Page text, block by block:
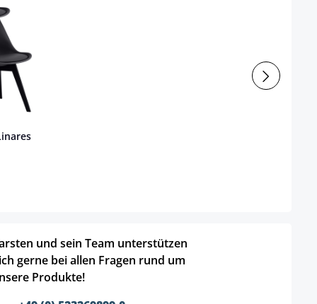
und sein Team unterstützen
gerne bei allen Fragen rund um
Produkte!